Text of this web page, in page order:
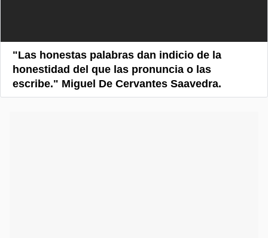
"Las honestas palabras dan indicio de la
honestidad del que las pronuncia o las
escribe." Miguel De Cervantes Saavedra.